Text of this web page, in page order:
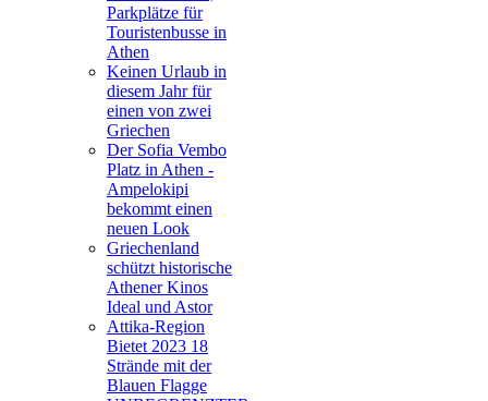
Parkplätze für
Touristenbusse in
Athen
Keinen Urlaub in
diesem Jahr für
einen von zwei
Griechen
Der Sofia Vembo
Platz in Athen -
Ampelokipi
bekommt einen
neuen Look
Griechenland
schützt historische
Athener Kinos
Ideal und Astor
Attika-Region
Bietet 2023 18
Strände mit der
Blauen Flagge